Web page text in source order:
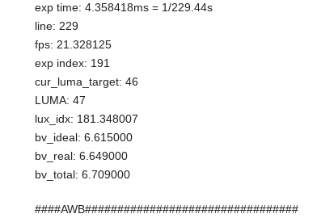
exp time: 4.358418ms = 1/229.44s
line: 229
fps: 21.328125
exp index: 191
cur_luma_target: 46
LUMA: 47
lux_idx: 181.348007
bv_ideal: 6.615000
bv_real: 6.649000
bv_total: 6.709000
####AWB#################################